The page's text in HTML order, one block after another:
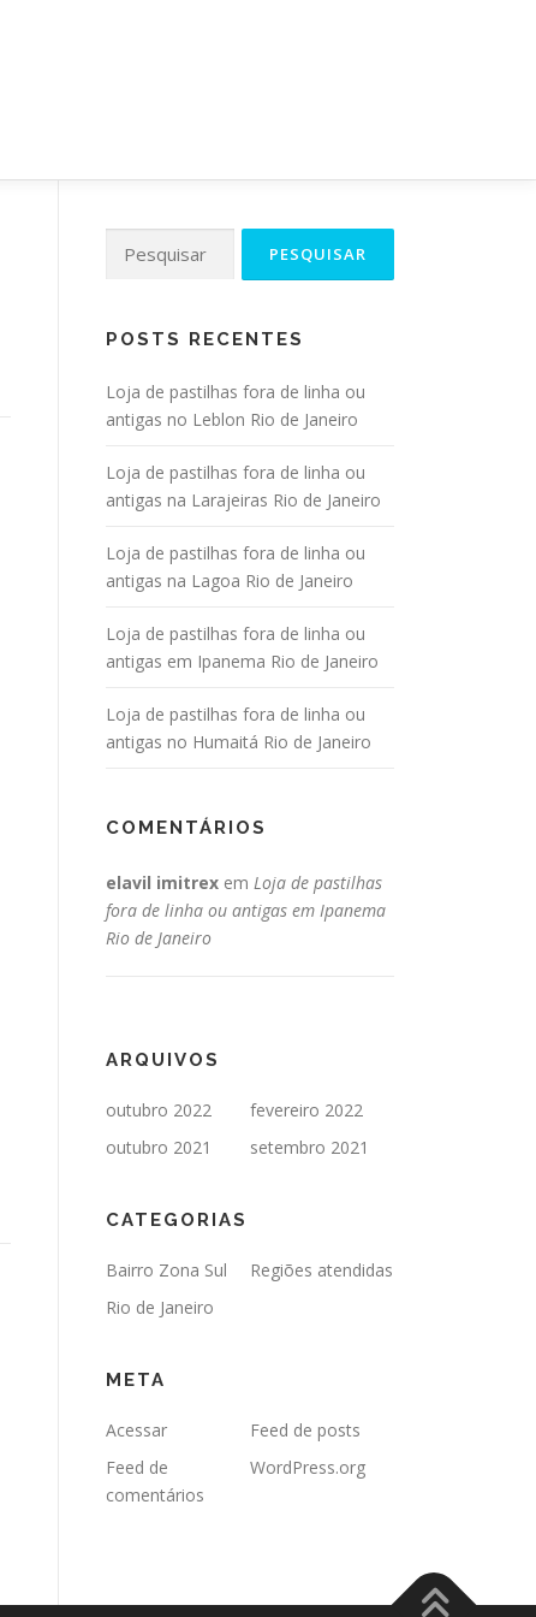
por:
POSTS RECENTES
Loja de pastilhas fora de linha ou
antigas no Leblon Rio de Janeiro
Loja de pastilhas fora de linha ou
antigas na Larajeiras Rio de Janeiro
Loja de pastilhas fora de linha ou
antigas na Lagoa Rio de Janeiro
Loja de pastilhas fora de linha ou
antigas em Ipanema Rio de Janeiro
Loja de pastilhas fora de linha ou
antigas no Humaitá Rio de Janeiro
COMENTÁRIOS
elavil imitrex em Loja de pastilhas
fora de linha ou antigas em Ipanema
Rio de Janeiro
ARQUIVOS
outubro 2022
fevereiro 2022
outubro 2021
setembro 2021
CATEGORIAS
Bairro Zona Sul
Regiões atendidas
Rio de Janeiro
META
Acessar
Feed de posts
Feed de
comentários
WordPress.org